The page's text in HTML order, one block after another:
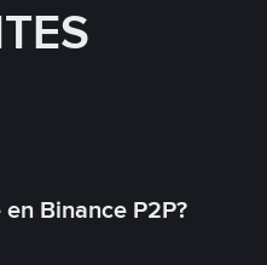
Binance P2P?